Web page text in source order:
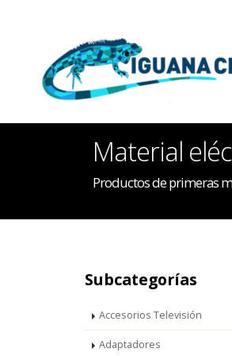
Material
Productos de primeras
Subcategorías
Accesorios Televisión
Adaptadores